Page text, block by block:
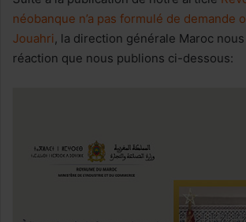
néobanque n’a pas formulé de demande
Jouahri, la direction générale Maroc
réaction que nous publions ci-dessous: